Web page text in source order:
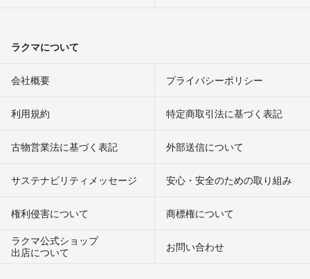
ラクマについて
会社概要 プライバシーポリシー
利用規約 特定商取引法に基づく表記
古物営業法に基づく表記 外部送信について
サステナビリティメッセージ 安心・安全のための取り組み
権利侵害について
商標権について
ラクマ公式ショップ
出店について
お問い合わせ